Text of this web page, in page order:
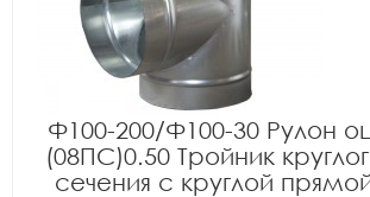
Ф100-200/Ф100-30 Рулон
(08ПС)0.50 Тройник
сечения с круглой